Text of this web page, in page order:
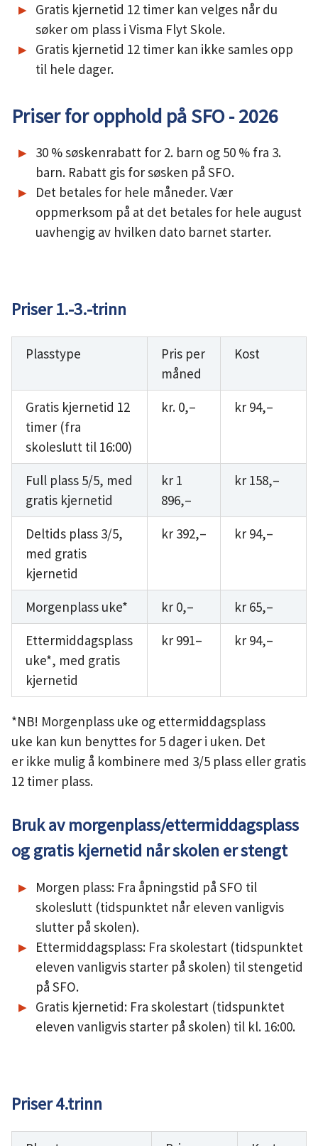
Gratis kjernetid 12 timer kan velges når du
søker om plass i Visma Flyt Skole.
Gratis kjernetid 12 timer kan ikke samles opp
til hele dager.
Priser for opphold på SFO - 2026
30 % søskenrabatt for 2. barn og 50 % fra 3.
barn. Rabatt gis for søsken på SFO.
Det betales for hele måneder. Vær
oppmerksom på at det betales for hele august
uavhengig av hvilken dato barnet starter.
Priser 1.-3.-trinn
Plasstype
Pris per
måned
Kost
Gratis kjernetid 12
timer (fra
skoleslutt til 16:00)
kr. 0,– kr 94,–
Full plass 5/5, med
gratis kjernetid
kr 1
896,–
kr 158,–
Deltids plass 3/5,
med gratis
kjernetid
kr 392,– kr 94,–
Morgenplass uke* kr 0,–
kr 65,–
Ettermiddagsplass
uke*, med gratis
kjernetid
kr 991– kr 94,–
*NB! Morgenplass uke og ettermiddagsplass
uke kan kun benyttes for 5 dager i uken. Det
er ikke mulig å kombinere med 3/5 plass eller gratis
12 timer plass.
Bruk av morgenplass/ettermiddagsplass
og gratis kjernetid når skolen er stengt
Morgen plass: Fra åpningstid på SFO til
skoleslutt (tidspunktet når eleven vanligvis
slutter på skolen).
Ettermiddagsplass: Fra skolestart (tidspunktet
eleven vanligvis starter på skolen) til stengetid
på SFO.
Gratis kjernetid: Fra skolestart (tidspunktet
eleven vanligvis starter på skolen) til kl. 16:00.
Priser 4.trinn